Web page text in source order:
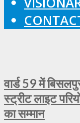
वार्ड 59 में
स्ट्रीट लाइट
का सम्मान